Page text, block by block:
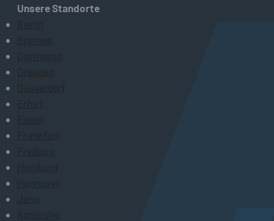
Unsere Standorte
Berlin
Bremen
Dortmund
Dresden
Düsseldorf
Erfurt
Essen
Frankfurt
Freiburg
Hamburg
Hannover
Jena
Karlsruhe